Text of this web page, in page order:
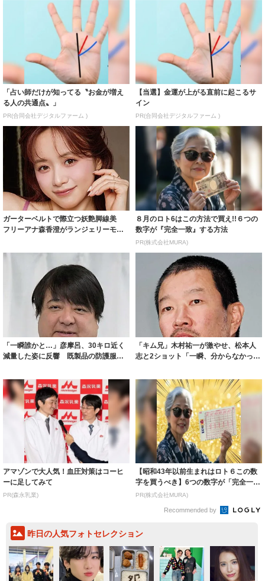
「占い師だけが知ってる〝お金が増え
る人の共通点〟」
PR(合同会社デジタルファーム )
【当選】金運が上がる直前に起こるサ
イン
PR(合同会社デジタルファーム )
ガーターベルトで際立つ妖艶脚線美
フリーアナ森香澄がランジェリーモデ
８月のロト6はこの方法で買え!!６つの
数字が『完全一致』する方法
PR(株式会社MURA)
「一瞬誰かと…」彦摩呂、30キロ近く
減量した姿に反響 既製品の防護服が
「キム兄」木村祐一が激やせ、松本人
志と2ショット「一瞬、分からなかった
アマゾンで大人気！血圧対策はコーヒ
ーに足してみて
PR(森永乳業)
【昭和43年以前生まれはロト６この数
字を買うべき】6つの数字が「完全一
致」する方...
PR(株式会社MURA)
Recommended by
昨日の人気フォトセレクション